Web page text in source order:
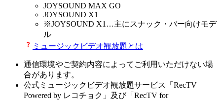
JOYSOUND MAX GO
JOYSOUND X1
※JOYSOUND X1 …主にスナック・バー向けモデ
ル
ミュージックビデオ観放題とは
通信環境やご契約内容によってご利用いただけない場
合があります。
公式ミュージックビデオ観放題サービス「RecTV
Powered by レコチョク」及び「RecTV for